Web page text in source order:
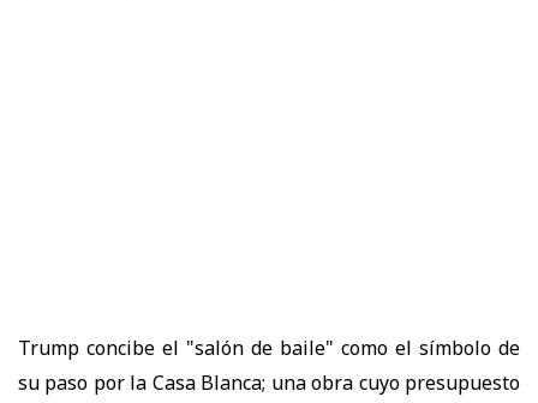
Trump concibe el "salón de baile" como el símbolo de
su paso por la Casa Blanca; una obra cuyo presupuesto